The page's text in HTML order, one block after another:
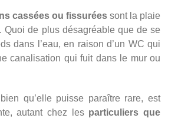
Nos réalisations
gratuite
cassées ou fissurées sont la plaie
Quoi de plus désagréable que de se
dans l’eau, en raison d’un WC qui
canalisation qui fuit dans le mur ou
qu’elle puisse paraître rare, est
autant chez les particuliers que